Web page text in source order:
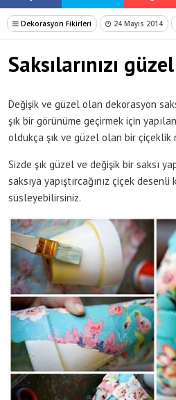
Dekorasyon Fikirleri 24 Mayıs 2014
Saksılarınızı
Değişik ve güzel olan dekorasyon
şık bir görünüme geçirmek için
oldukça şık ve güzel olan bir çiçeklik
Sizde şık güzel ve değişik bir saksı
saksıya yapıştırcağınız çiçek
süsleyebilirsiniz.